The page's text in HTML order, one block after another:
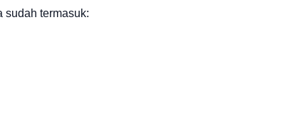
sudah termasuk: